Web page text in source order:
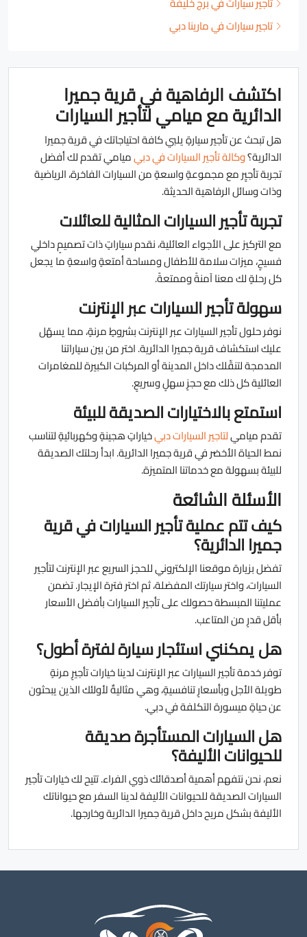
تاجير سيارات في مارينا دبي
اكتشف الرفاهية في قرية جميرا
الدائرية مع ميامي لتأجير السيارات
هل تبحث عن تأجير سيارةٍ يلبي كافة احتياجاتك في قرية جميرا
الدائرية؟وكالة تأجير السيارات في دبيميامي تقدم لك أفضل
تجربة تأجيٍر مع مجموعةٍ واسعةٍ من السيارات الفاخرة، الرياضية
وذات وسائل الرفاهية الحديثة.
تجربة تأجير السيارات المثالية للعائلات
مع التركيز على الأجواء العائلية، نقدم سياراتٍ ذات تصميمٍ داخلي
فسيحٍ، ميزات سلامة للأطفال ومساحة أمتعةٍ واسعةٍ ما يجعل
كل رحلةٍ لك معنا آمنةً وممتعةً.
سهولة تأجير السيارات عبر الإنترنت
نوفر حلول تأجير السيارات عبر الإنترنت بشروطٍ مرنةٍ، مما يسهّل
عليك استكشاف قرية جميرا الدائرية. اختر من بين سياراتنا
المدمجة لتنقّلك داخل المدينة أو المركبات الكبيرة للمغامرات
العائلية كل ذلك مع حجزٍ سهلٍ وسريعٍ.
استمتع بالاختيارات الصديقة للبيئة
تقدم مياميلتاجير السيارات دبيخياراتٍ هجينةٍ وكهربائيةٍ لتناسب
نمط الحياة الأخضر في قرية جميرا الدائرية. ابدأ رحلتك الصديقة
للبيئة بسهولة مع خدماتنا المتميزة.
الأسئلة الشائعة
كيف تتم عملية تأجير السيارات في قرية
جميرا الدائرية؟
تفضل بزيارة موقعنا الإلكتروني للحجز السريع عبر الإنترنت لتأجير
السيارات، واختر سيارتك المفضلة، ثم اختر فترة الإيجار. تضمن
عمليتنا المبسطة حصولك على تأجير السيارات بأفضل الأسعار
بأقل قدرٍ من المتاعب.
هل يمكنني استئجار سيارة لفترة أطول؟
توفر خدمة تأجير السيارات عبر الإنترنت لدينا خيارات تأجيرٍ مرنةٍ
طويلة الأجل وبأسعارٍ تنافسيةٍ، وهي مثاليةٌ لأولئك الذين يبحثون
عن حياةٍ ميسورة التكلفة في دبي.
هل السيارات المستأجرة صديقة
للحيوانات الأليفة؟
نعم، نحن نتفهم أهمية أصدقائك ذوي الفراء. تتيح لك خيارات تأجير
السيارات الصديقة للحيوانات الأليفة لدينا السفر مع حيواناتك
الأليفة بشكل مريح داخل قرية جميرا الدائرية وخارجها.